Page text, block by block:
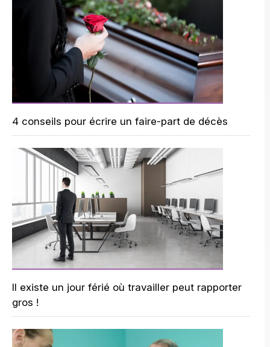
4 conseils pour écrire un faire-part de décès
Il existe un jour férié où travailler peut rapporter
gros !